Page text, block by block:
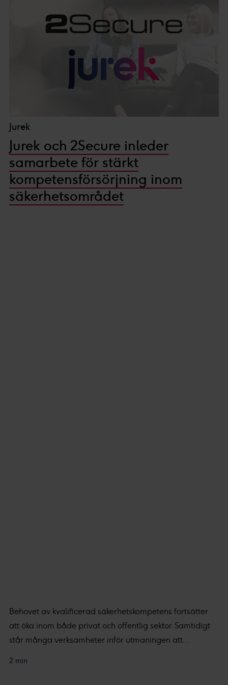
Jurek
Jurek och 2Secure inleder
samarbete för stärkt
kompetensförsörjning inom
säkerhetsområdet
Behovet av kvalificerad säkerhetskompetens fortsätter
att öka inom både privat och offentlig sektor. Samtidigt
står många verksamheter inför utmaningen att...
2 min